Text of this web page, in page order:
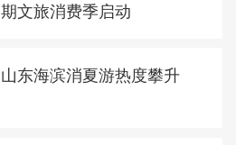
期文旅消费季启动
山东海滨消夏游热度攀升